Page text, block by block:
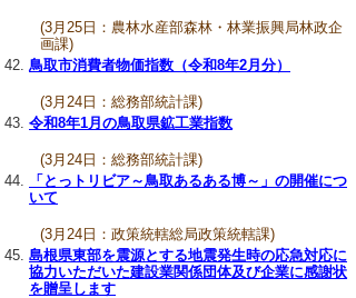
(3月25日：農林水産部森林・林業振興局林政企
画課)
鳥取市消費者物価指数（令和8年2月分）
(3月24日：総務部統計課)
令和8年1月の鳥取県鉱工業指数
(3月24日：総務部統計課)
「とっトリビア～鳥取あるある博～」の開催につ
いて
(3月24日：政策統轄総局政策統轄課)
島根県東部を震源とする地震発生時の応急対応に
協力いただいた建設業関係団体及び企業に感謝状
を贈呈します